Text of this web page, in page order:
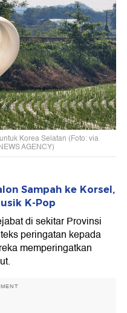
Korea Selatan (Foto: via
AGENCY)
Sampah ke Korsel,
K-Pop
di sekitar Provinsi
peringatan kepada
memperingatkan